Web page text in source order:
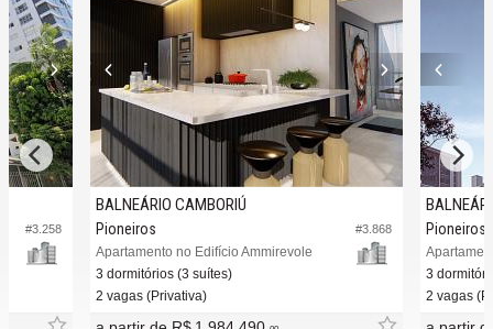
#3.258 #3.868
BALNEÁRIO CAMBORIÚ
Pioneiros
Apartamento no Edifício Ammirevole
3 dormitórios (3 suítes)
2 vagas (Privativa)
Pioneiros
3
2 vagas